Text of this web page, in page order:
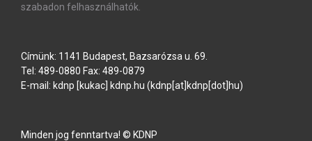
szabadon felhasználhatók.
Címünk: 1141 Budapest, Bazsarózsa u. 69.
Tel: 489-0880 Fax: 489-0879
E-mail: kdnp [kukac] kdnp hu (kdnp[at]kdnp[dot]hu)
Minden jog fenntartva! © KDNP